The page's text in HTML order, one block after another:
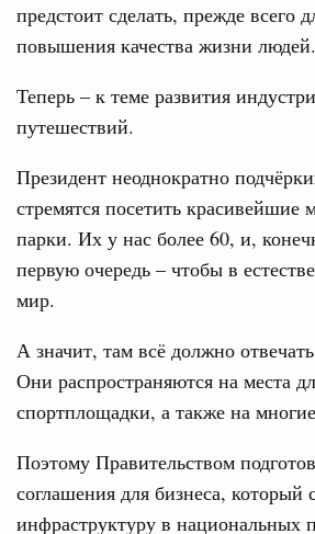
предстоит сделать, прежде всего
повышения качества жизни людей.
Теперь – к теме развития
путешествий.
Президент неоднократно
стремятся посетить
парки. Их у нас более 60, и,
первую очередь – чтобы в
мир.
А значит, там всё должно
Они распространяются на места
спортплощадки, а также на
Поэтому Правительством
соглашения для бизнеса, который
инфраструктуру в национальных
зоны дорожного
дал поручения по
сессии о
технологическим
Вчера
коммунальное хозяйство
Более 4,3 тыс.
при участии Фонда
развития территорий.
провёл совещание по
кураторства в